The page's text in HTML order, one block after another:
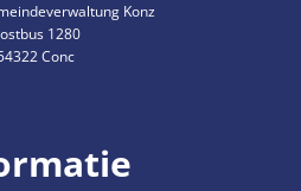
Konz
1280
Conc